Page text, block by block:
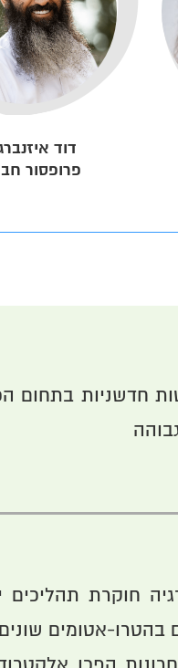
דוד
פרופסור
חדשניות בתחום
חוקרת
בהטרו-אטומים